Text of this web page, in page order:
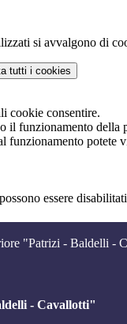
si avvalgono di
tutti i cookies
cookie consentire.
il funzionamento
funzionamento potete
essere
"Patrizi - Baldelli -
- Cavallotti"